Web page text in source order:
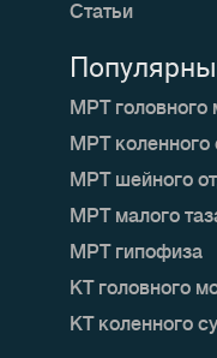
Статьи
МРТ головного
МРТ коленного
МРТ шейного
МРТ малого
МРТ гипофиза
КТ головного
КТ коленного